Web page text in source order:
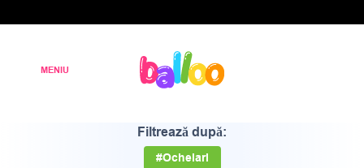
Filtrează după:
#Ochelari